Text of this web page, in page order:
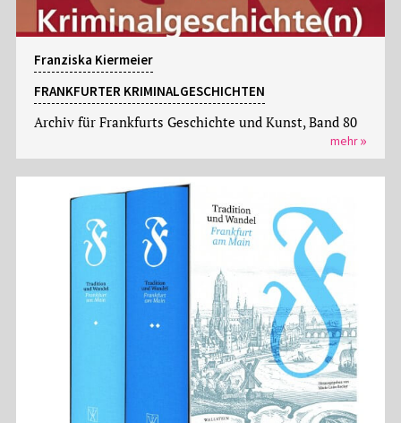
Franziska Kiermeier
FRANKFURTER KRIMINALGESCHICHTEN
Archiv für Frankfurts Geschichte und Kunst, Band 80
mehr